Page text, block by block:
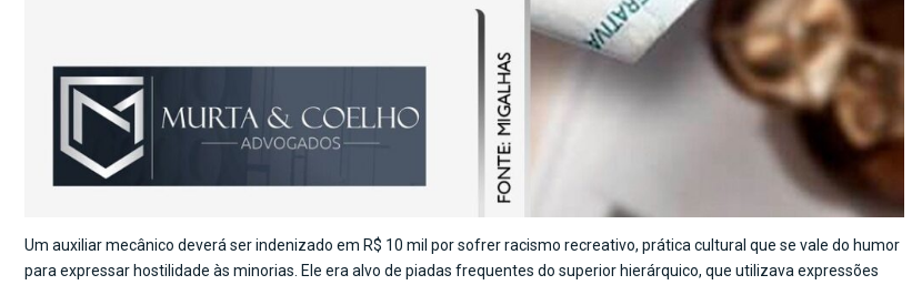
Um auxiliar mecânico deverá ser indenizado em R$ 10 mil por sofrer racismo recreativo, prática cultural que se vale do humor
para expressar hostilidade às minorias. Ele era alvo de piadas frequentes do superior hierárquico, que utilizava expressões